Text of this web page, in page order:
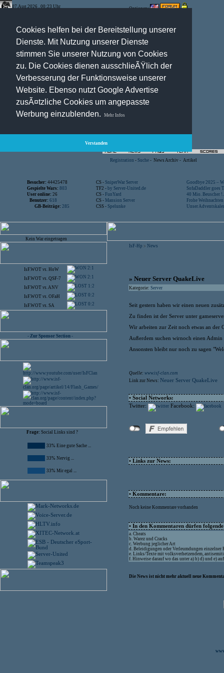
Cookies helfen bei der Bereitstellung unserer
Dienste. Mit Nutzung unserer Dienste
stimmen Sie unserer Nutzung von Cookies
zu. Die Cookies dienen ausschlieÃŸlich der
Verbesserung der Funktionsweise unserer
Website. Ebenso nutzt Google Advertise
zusÃ¤tzliche Cookies um angepasste
Werbung einzublenden.
Mehr Infos
Verstanden
07.Aug.2026 , 00:23 Uhr Optionen:
Registration - Suche - News Archiv - Artikel
Besucher: 44425478 CS - SniperWar Server
Goodbye 2025 –
Gespielte Wars: 803 TF2 - by Server-United.de
SofaDaddler goes
User online: 26 CS - FunYard
40 Mio. Beuscher
Benutzer: 618 CS - Mansion Server
Frohe
GB-Beiträge: 285 CSS - Spelunke Unser
Kein War eingetragen
IsF.WOT vs. HoW 2:1
IsF.WOT vs. QSF-7 2:1
IsF.WOT vs.ANV 1:2
IsF.WOT vs. OFaH 0:2
IsF.WOT vs. SA 0:2
- Zur Sponsor Section -
Frage: Social Links sind ?
33% Eine gute Sache ...
33% Nervig ...
33% Mir egal ...
IsF-Hp > News
» Neuer Server QuakeLive
Kategorie: Server
Seit gestern haben wir einen neuen
Zu finden ist der Server unter
Wir arbeiten zur Zeit noch etwas an der
Außerdem suchen wirnoch einen
Ansonsten bleibt nur noch zu sagen
Quelle: www.isf-clan.com
Link zur News: Neuer Server QuakeLive
• Social Networks:
Twitter:
Facebook:
• Links zur News:
• Kommentare:
Noch keine Kommentare vorhanden
• In den Kommentaren dürfen
a. Cheats
b. Warez und Cracks
c. Werbung jeglicher Art
d. Beleidigungen oder Verleumdungen einzelner
e. Links/Texte mit volksverhetzendem,
f. Hinweise darauf wo das unter a) b) d) und e)
Die News ist nicht mehr aktuell neue